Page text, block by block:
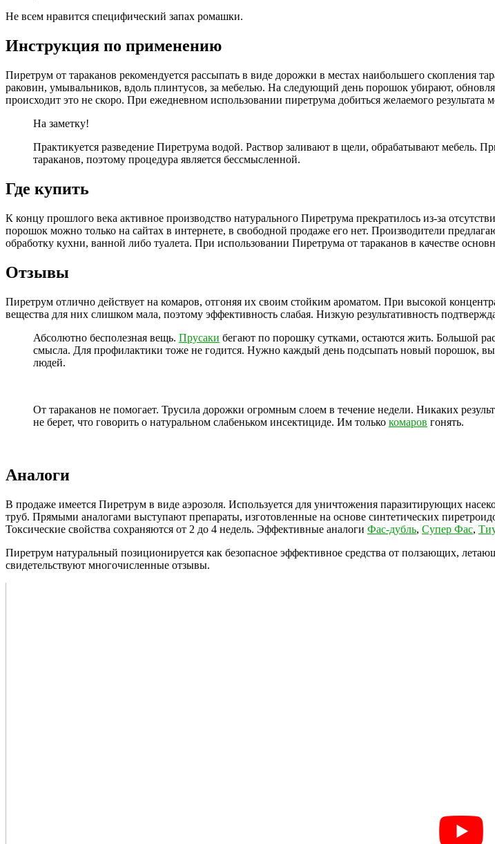
Не всем нравится специфический запах ромашки.
Инструкция по применению
Пиретрум от тараканов рекомендуется рассыпать в виде дорожки в местах наибольшего скопления
раковин, умывальников, вдоль плинтусов, за мебелью. На следующий день порошок убирают,
происходит это не скоро. При ежедневном использовании пиретрума добиться желаемого результата
На заметку!
Практикуется разведение Пиретрума водой. Раствор заливают в щели, обрабатывают мебель.
тараканов, поэтому процедура является бессмысленной.
Где купить
К концу прошлого века активное производство натурального Пиретрума прекратилось из-за
порошок можно только на сайтах в интернете, в свободной продаже его нет. Производители
обработку кухни, ванной либо туалета. При использовании Пиретрума от тараканов в качестве
Отзывы
Пиретрум отлично действует на комаров, отгоняя их своим стойким ароматом. При высокой
вещества для них слишком мала, поэтому эффективность слабая. Низкую результативность
Абсолютно бесполезная вещь. Прусаки бегают по порошку сутками, остаются жить. Большой
смысла. Для профилактики тоже не годится. Нужно каждый день подсыпать новый порошок,
людей.
От тараканов не помогает. Трусила дорожки огромным слоем в течение недели. Никаких
не берет, что говорить о натуральном слабеньком инсектициде. Им только комаров гонять.
Аналоги
В продаже имеется Пиретрум в виде аэрозоля. Используется для уничтожения паразитирующих
труб. Прямыми аналогами выступают препараты, изготовленные на основе синтетических
Токсические свойства сохраняются от 2 до 4 недель. Эффективные аналоги Фас-дубль, Супер Фас,
Пиретрум натуральный позиционируется как безопасное эффективное средства от ползающих,
свидетельствуют многочисленные отзывы.